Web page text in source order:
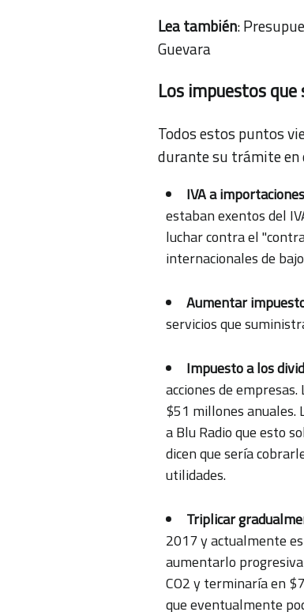
Lea también:
Guevara
Los impuestos que
Todos estos puntos
durante su trámite en
IVA a
estaban exentos del
luchar contra el
internacionales de
Aumentar
servicios que
Impuesto a los
acciones de
$51 millones anuales.
a Blu Radio que esto
dicen que sería
utilidades.
Triplicar
2017 y actualmente
aumentarlo
CO2 y terminaría en
que eventualmente